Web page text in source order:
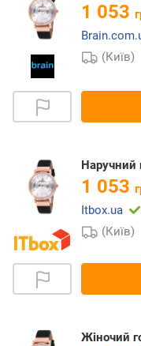
1 053
(Київ)
Наручний
1 053
Itbox.ua
(Київ)
Жіночий